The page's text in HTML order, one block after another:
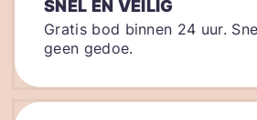
SNEL EN VEILIG
Gratis bod binnen 24 uur.
geen gedoe.